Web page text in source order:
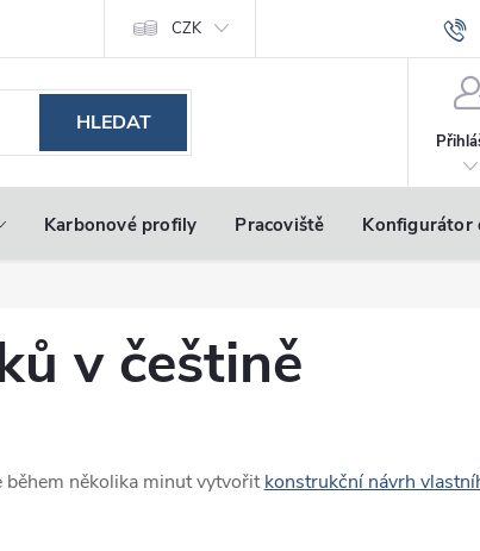
CZK
HLEDAT
Karbonové profily Pracoviště Konfigurátor
v češtině
během několika minut vytvořitkonstrukční návrh